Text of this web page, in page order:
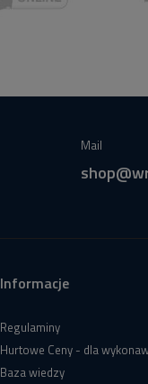
Mail
Informacje
Regulaminy
Hurtowe Ceny - dla
Baza wiedzy